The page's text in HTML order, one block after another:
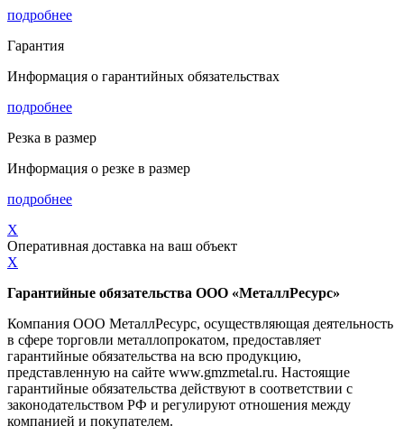
подробнее
Гарантия
Информация о гарантийных обязательствах
подробнее
Резка в размер
Информация о резке в размер
подробнее
X
Оперативная доставка на ваш объект
X
Гарантийные обязательства ООО «МеталлРесурс»
Компания ООО МеталлРесурс, осуществляющая деятельность
в сфере торговли металлопрокатом, предоставляет
гарантийные обязательства на всю продукцию,
представленную на сайте www.gmzmetal.ru. Настоящие
гарантийные обязательства действуют в соответствии с
законодательством РФ и регулируют отношения между
компанией и покупателем.